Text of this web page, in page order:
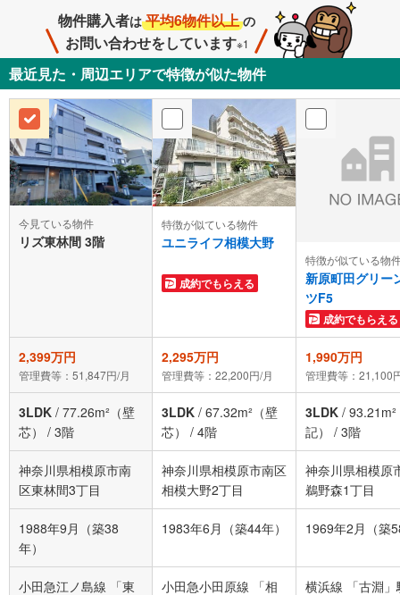
物件購入者は 平均6物件以上 の
お問い合わせをしています※1
最近見た・周辺エリアで特徴が似た物件
今見ている物件
リズ東林間 3階
特徴が似ている物件
ユニライフ相模大野
成約でもらえる
特徴が似ている物
新原町田グリー
ツF5
成約でもらえる
2,399万円
管理費等：51,847円/月
2,295万円
管理費等：22,200円/月
1,990万円
管理費等：21,100
3LDK / 77.26m²（壁
芯）
/ 3階
3LDK / 67.32m²（壁
芯）
/ 4階
3LDK /
記）
/ 3階
神奈川県相模原市南
区東林間3丁目
神奈川県相模原市南区
相模大野2丁目
神奈川県相模原
鵜野森1丁目
1988年9月（築38
年）
1983年6月（築44年） 1969年2月（築
小田急江ノ島線 「東
小田急小田原線 「相
横浜線 「古淵」